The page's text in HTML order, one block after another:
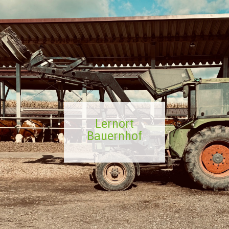
Lernort
Bauernhof